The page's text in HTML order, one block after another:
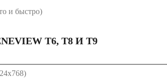
и быстро)
T6, T8 И T9